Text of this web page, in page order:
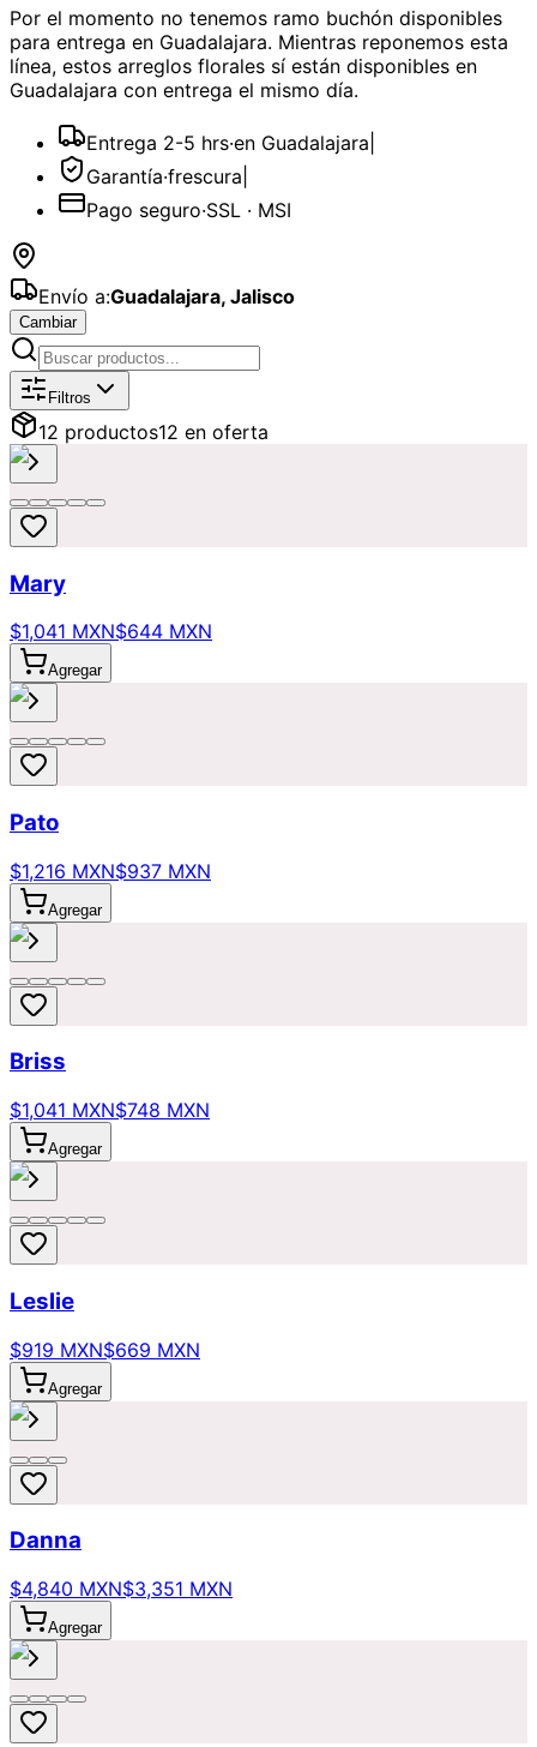
Por el momento no tenemos ramo buchón disponibles
para entrega en Guadalajara. Mientras reponemos esta
línea, estos arreglos florales sí están disponibles en
Guadalajara con entrega el mismo día.
Entrega 2-5 hrs·en Guadalajara
Garantía·frescura
Pago seguro·SSL · MSI
Envío a:Guadalajara, Jalisco
Cambiar
Catálogo deRamo Buchón
Filtros
12 productos12 en oferta
Mary
$1,041 MXN$644 MXN
Agregar
Pato
$1,216 MXN$937 MXN
Agregar
Briss
$1,041 MXN$748 MXN
Agregar
Leslie
$919 MXN$669 MXN
Agregar
Danna
$4,840 MXN$3,351 MXN
Agregar